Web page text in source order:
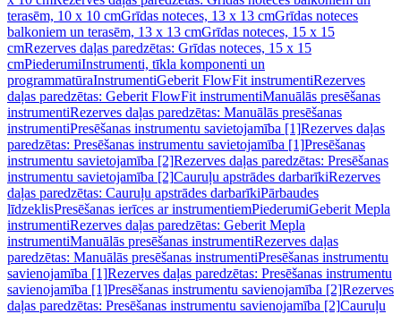
terasēm, 10 x 10 cmGrīdas noteces, 13 x 13 cmGrīdas noteces
balkoniem un terasēm, 13 x 13 cmGrīdas noteces, 15 x 15
cmRezerves daļas paredzētas: Grīdas noteces, 15 x 15
cmPiederumiInstrumenti, tīkla komponenti un
programmatūraInstrumentiGeberit FlowFit instrumentiRezerves
daļas paredzētas: Geberit FlowFit instrumentiManuālās presēšanas
instrumentiRezerves daļas paredzētas: Manuālās presēšanas
instrumentiPresēšanas instrumentu savietojamība [1]Rezerves daļas
paredzētas: Presēšanas instrumentu savietojamība [1]Presēšanas
instrumentu savietojamība [2]Rezerves daļas paredzētas: Presēšanas
instrumentu savietojamība [2]Cauruļu apstrādes darbarīkiRezerves
daļas paredzētas: Cauruļu apstrādes darbarīkiPārbaudes
līdzeklisPresēšanas ierīces ar instrumentiemPiederumiGeberit Mepla
instrumentiRezerves daļas paredzētas: Geberit Mepla
instrumentiManuālās presēšanas instrumentiRezerves daļas
paredzētas: Manuālās presēšanas instrumentiPresēšanas instrumentu
savienojamība [1]Rezerves daļas paredzētas: Presēšanas instrumentu
savienojamība [1]Presēšanas instrumentu savienojamība [2]Rezerves
daļas paredzētas: Presēšanas instrumentu savienojamība [2]Cauruļu